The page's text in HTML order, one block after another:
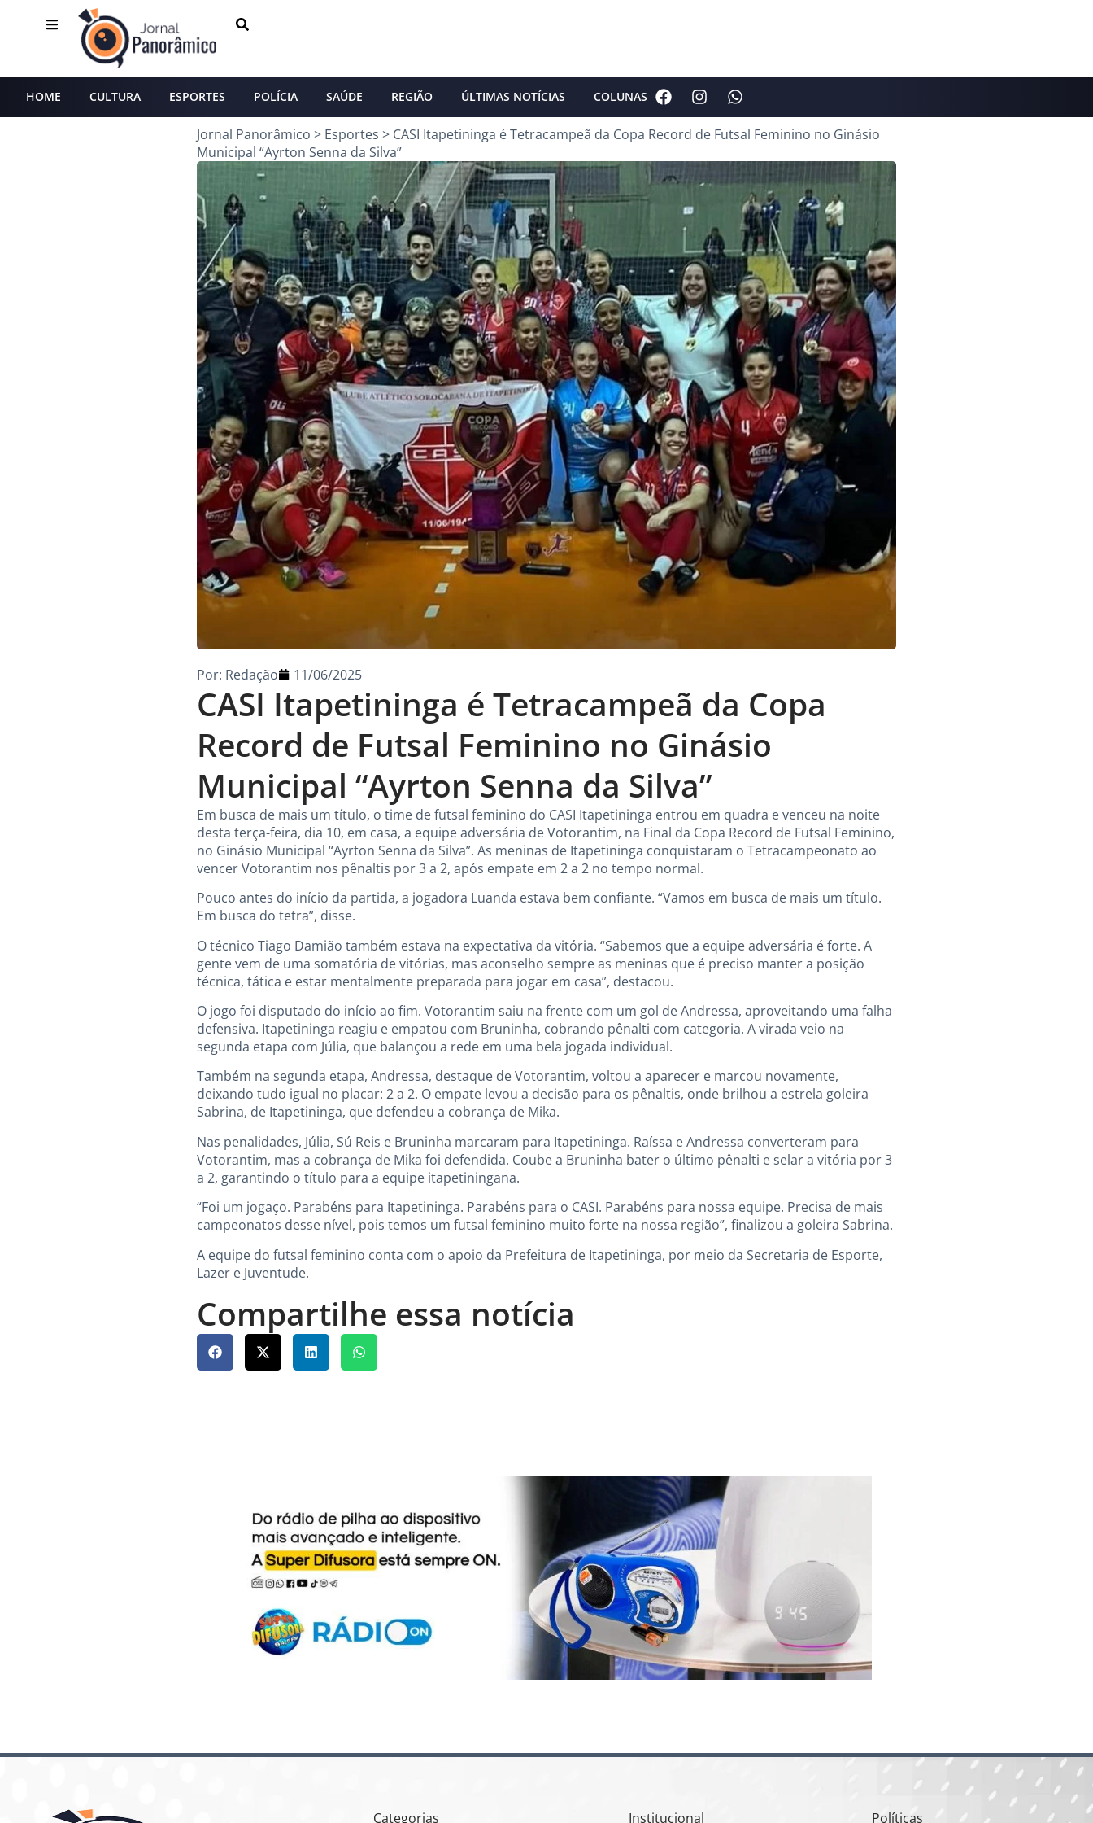
HOME CULTURA ESPORTES POLÍCIA SAÚDE REGIÃO ÚLTIMAS NOTÍCIAS COLUNAS
Jornal Panorâmico > Esportes > CASI Itapetininga é Tetracampeã da Copa Record de Futsal Feminino no Ginásio
Municipal “Ayrton Senna da Silva”
CASI Itapetininga é Tetracampeã da Copa
Record de Futsal Feminino no Ginásio
Municipal “Ayrton Senna da Silva”
Por: Redação 11/06/2025
Em busca de mais um título, o time de futsal feminino do CASI Itapetininga entrou em quadra e venceu na noite
desta terça-feira, dia 10, em casa, a equipe adversária de Votorantim, na Final da Copa Record de Futsal Feminino,
no Ginásio Municipal “Ayrton Senna da Silva”. As meninas de Itapetininga conquistaram o Tetracampeonato ao
vencer Votorantim nos pênaltis por 3 a 2, após empate em 2 a 2 no tempo normal.
Pouco antes do início da partida, a jogadora Luanda estava bem confiante. “Vamos em busca de mais um título.
Em busca do tetra”, disse.
O técnico Tiago Damião também estava na expectativa da vitória. “Sabemos que a equipe adversária é forte. A
gente vem de uma somatória de vitórias, mas aconselho sempre as meninas que é preciso manter a posição
técnica, tática e estar mentalmente preparada para jogar em casa”, destacou.
O jogo foi disputado do início ao fim. Votorantim saiu na frente com um gol de Andressa, aproveitando uma falha
defensiva. Itapetininga reagiu e empatou com Bruninha, cobrando pênalti com categoria. A virada veio na
segunda etapa com Júlia, que balançou a rede em uma bela jogada individual.
Também na segunda etapa, Andressa, destaque de Votorantim, voltou a aparecer e marcou novamente,
deixando tudo igual no placar: 2 a 2. O empate levou a decisão para os pênaltis, onde brilhou a estrela goleira
Sabrina, de Itapetininga, que defendeu a cobrança de Mika.
Nas penalidades, Júlia, Sú Reis e Bruninha marcaram para Itapetininga. Raíssa e Andressa converteram para
Votorantim, mas a cobrança de Mika foi defendida. Coube a Bruninha bater o último pênalti e selar a vitória por 3
a 2, garantindo o título para a equipe itapetiningana.
“Foi um jogaço. Parabéns para Itapetininga. Parabéns para o CASI. Parabéns para nossa equipe. Precisa de mais
campeonatos desse nível, pois temos um futsal feminino muito forte na nossa região”, finalizou a goleira Sabrina.
A equipe do futsal feminino conta com o apoio da Prefeitura de Itapetininga, por meio da Secretaria de Esporte,
Lazer e Juventude.
Compartilhe essa notícia
Categorias Institucional Políticas